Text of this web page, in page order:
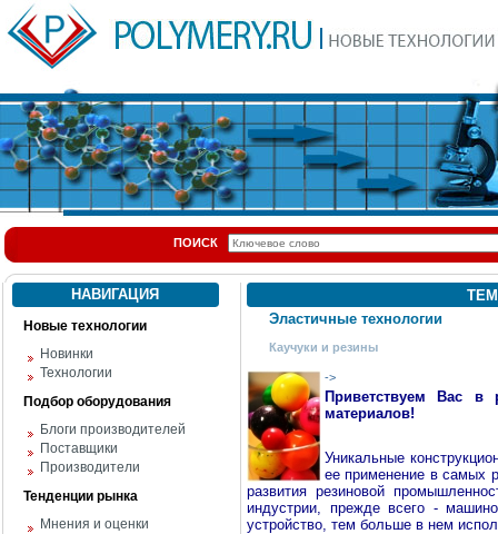
ПОИСК
НАВИГАЦИЯ
Новые технологии
Новинки
Технологии
Подбор оборудования
Блоги производителей
Поставщики
Производители
Тенденции рынка
Мнения и оценки
Эластичные технологии
Каучуки и резины
->
Приветствуем Вас в
материалов!
Уникальные
ее применение в самых
развития резиновой
индустрии, прежде всего -
устройство, тем больше в нем